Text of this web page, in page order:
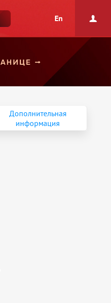
En
Дополнительная
информация